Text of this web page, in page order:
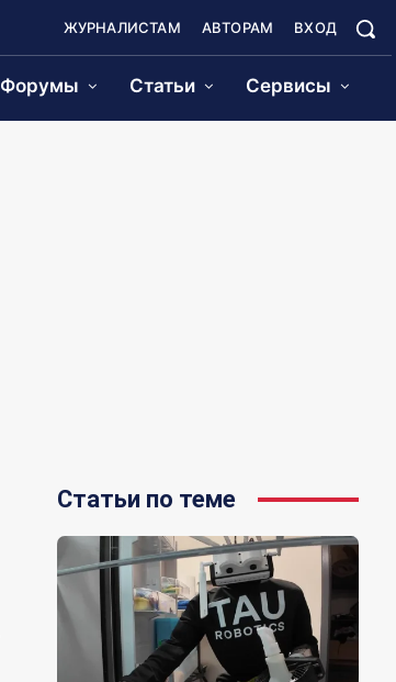
ЖУРНАЛИСТАМ АВТОРАМ ВХОД
Форумы Статьи Сервисы
Статьи по теме